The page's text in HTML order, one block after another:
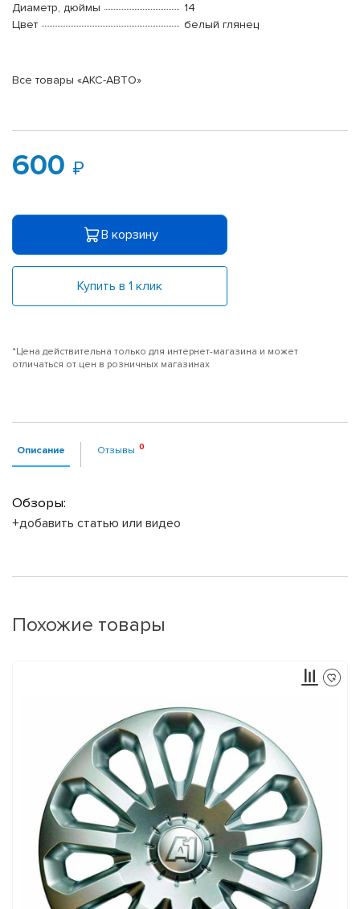
Диаметр, дюймы
14
Цвет
белый глянец
Все товары «АКС-АВТО»
600
В корзину
Купить в 1 клик
*Цена действительна только для интернет-магазина и может
отличаться от цен в розничных магазинах
Описание Отзывы
Обзоры:
+добавить статью или видео
Похожие товары